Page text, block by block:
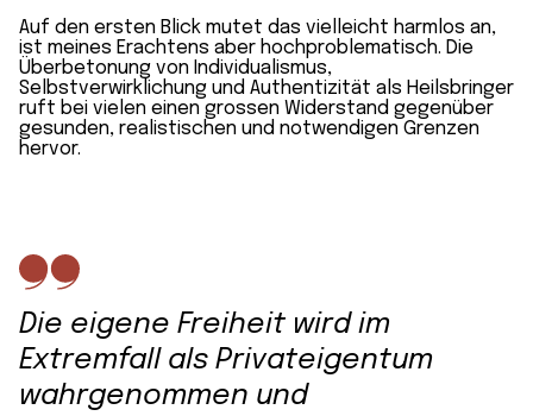
Auf den ersten Blick mutet das vielleicht harmlos an,
ist meines Erachtens aber hochproblematisch. Die
Überbetonung von Individualismus,
Selbstverwirklichung und Authentizität als Heilsbringer
ruft bei vielen einen grossen Widerstand gegenüber
gesunden, realistischen und notwendigen Grenzen
hervor.
Die eigene Freiheit wird im
Extremfall als Privateigentum
wahrgenommen und